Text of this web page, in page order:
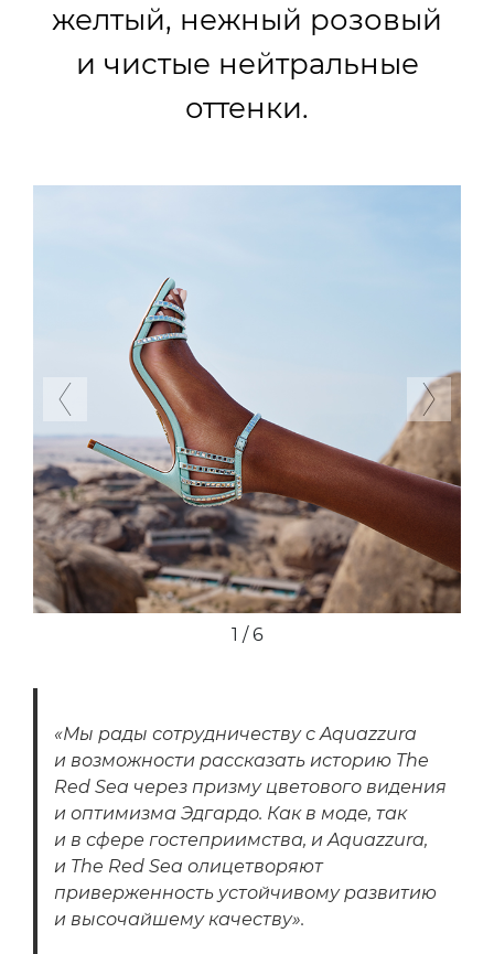
желтый, нежный розовый
и чистые нейтральные
оттенки.
Previous Next
1 / 6
«Мы рады сотрудничеству с Aquazzura
и возможности рассказать историю The
Red Sea через призму цветового видения
и оптимизма Эдгардо. Как в моде, так
и в сфере гостеприимства, и Aquazzura,
и The Red Sea олицетворяют
приверженность устойчивому развитию
и высочайшему качеству».